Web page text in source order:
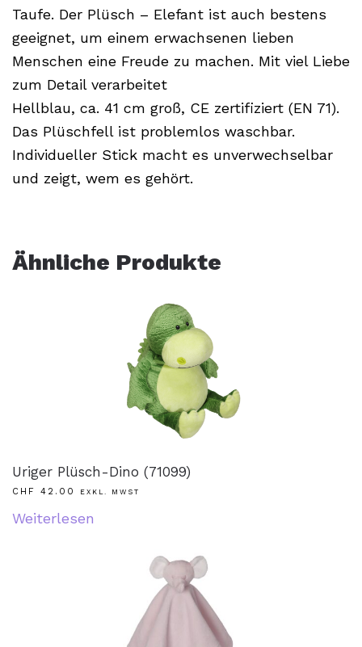
Taufe. Der Plüsch – Elefant ist auch bestens
geeignet, um einem erwachsenen lieben
Menschen eine Freude zu machen. Mit viel Liebe
zum Detail verarbeitet
Hellblau, ca. 41 cm groß, CE zertifiziert (EN 71).
Das Plüschfell ist problemlos waschbar.
Individueller Stick macht es unverwechselbar
und zeigt, wem es gehört.
Ähnliche Produkte
Uriger Plüsch-Dino (71099)
CHF 42.00 EXKL. MWST
Weiterlesen